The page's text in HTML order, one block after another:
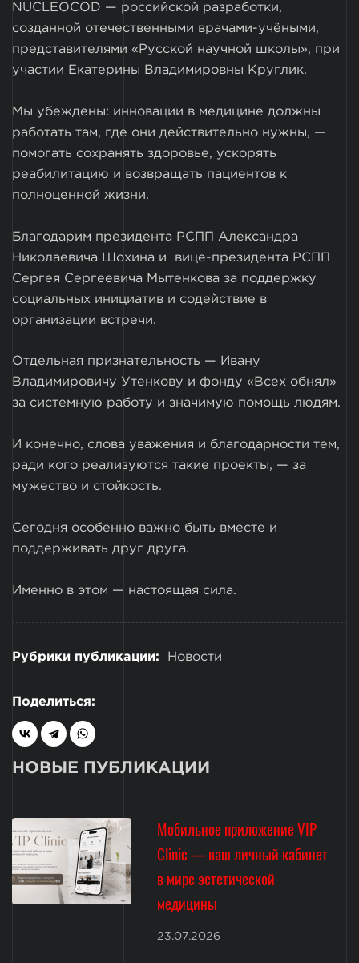
NUCLEOCOD — российской разработки,
созданной отечественными врачами-учёными,
представителями «Русской научной школы», при
участии Екатерины Владимировны Круглик.
Мы убеждены: инновации в медицине должны
работать там, где они действительно нужны, —
помогать сохранять здоровье, ускорять
реабилитацию и возвращать пациентов к
полноценной жизни.
Благодарим президента РСПП Александра
Николаевича Шохина и вице-президента РСПП
Сергея Сергеевича Мытенкова за поддержку
социальных инициатив и содействие в
организации встречи.
Отдельная признательность — Ивану
Владимировичу Утенкову и фонду «Всех обнял»
за системную работу и значимую помощь людям.
И конечно, слова уважения и благодарности тем,
ради кого реализуются такие проекты, — за
мужество и стойкость.
Сегодня особенно важно быть вместе и
поддерживать друг друга.
Именно в этом — настоящая сила.
Рубрики публикации: Новости
Поделиться:
НОВЫЕ ПУБЛИКАЦИИ
Мобильное приложение VIP
Clinic — ваш личный кабинет
в мире эстетической
медицины
23.07.2026